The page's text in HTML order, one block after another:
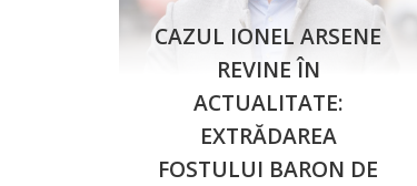
CAZUL IONEL ARSENE
REVINE ÎN
ACTUALITATE:
EXTRĂDAREA
FOSTULUI BARON DE